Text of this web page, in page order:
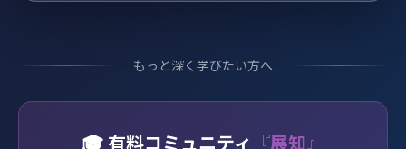
もっと深く学びたい方へ
🎓 有料コミュニティ 『展知』